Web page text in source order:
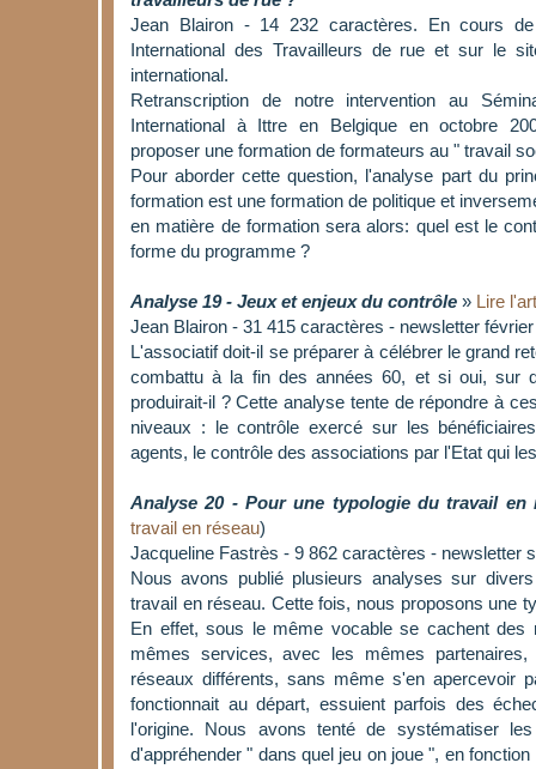
Jean Blairon - 14 232 caractères. En cours
International des Travailleurs de rue et sur le
international.
Retranscription de notre intervention au
International à Ittre en Belgique en octobre
proposer une formation de formateurs au " travail
Pour aborder cette question, l'analyse part du
formation est une formation de politique et
en matière de formation sera alors: quel est le
forme du programme ?
Analyse 19 - Jeux et enjeux du contrôle » Lire
Jean Blairon - 31 415 caractères - newsletter
L'associatif doit-il se préparer à célébrer le grand
combattu à la fin des années 60, et si oui, sur
produirait-il ? Cette analyse tente de répondre à
niveaux : le contrôle exercé sur les
agents, le contrôle des associations par l'Etat qui
Analyse 20 - Pour une typologie du travail en
travail en réseau)
Jacqueline Fastrès - 9 862 caractères - newsletter
Nous avons publié plusieurs analyses sur
travail en réseau. Cette fois, nous proposons une
En effet, sous le même vocable se cachent des
mêmes services, avec les mêmes
réseaux différents, sans même s'en apercevoir
fonctionnait au départ, essuient parfois des
l'origine. Nous avons tenté de systématiser
d'appréhender " dans quel jeu on joue ", en